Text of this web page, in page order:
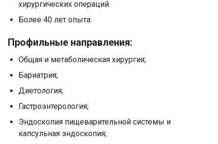
хирургических операций.
Более 40 лет опыта.
Профильные направления:
Общая и метаболическая хирургия;
Бариатрия;
Диетология;
Гастроэнтерология;
Эндоскопия пищеварительной системы и
капсульная эндоскопия;